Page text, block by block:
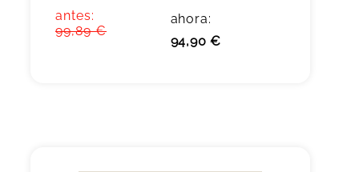
antes:
99,89 €
ahora:
94,90 €